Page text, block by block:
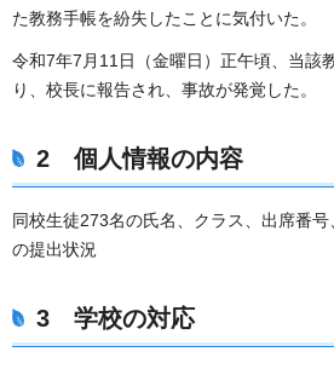
た教務手帳を紛失したことに気付いた。
令和7年7月11日（金曜日）正午頃、当該
り、校長に報告され、事故が発覚した。
2 個人情報の内容
同校生徒273名の氏名、クラス、出席番
の提出状況
3 学校の対応